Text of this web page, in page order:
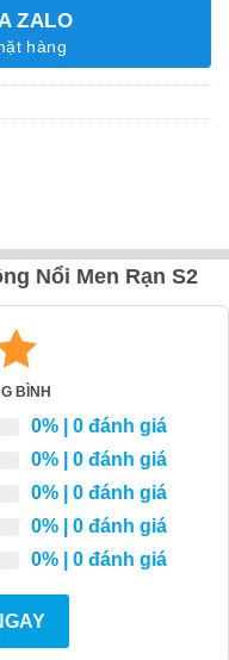
ZALO
hàng
Nổi Men Rạn S2
BÌNH
0% | 0 đánh giá
0% | 0 đánh giá
0% | 0 đánh giá
0% | 0 đánh giá
0% | 0 đánh giá